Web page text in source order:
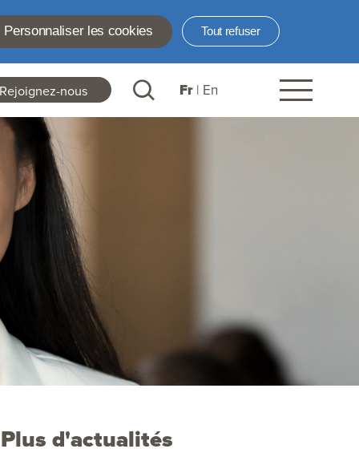
Personnaliser les cookies Tout refuser
Rejoignez-nous Fr En
Plus d'actualités